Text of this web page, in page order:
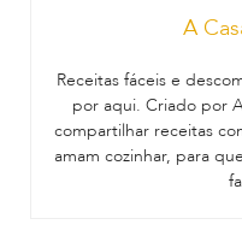
A
Receitas fáceis e
por aqui. Criado por
compartilhar receitas
amam cozinhar, para